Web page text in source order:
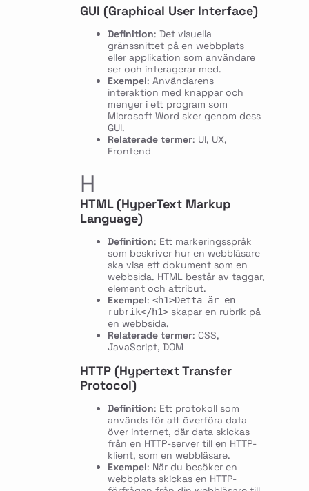
GUI (Graphical User Interface)
Definition: Det visuella
gränssnittet på en webbplats
eller applikation som användare
ser och interagerar med.
Exempel: Användarens
interaktion med knappar och
menyer i ett program som
Microsoft Word sker genom dess
GUI.
Relaterade termer: UI, UX,
Frontend
H
HTML (HyperText Markup
Language)
Definition: Ett markeringsspråk
som beskriver hur en webbläsare
ska visa ett dokument som en
webbsida. HTML består av taggar,
element och attribut.
Exempel: <h1>Detta är en
rubrik</h1>skapar en rubrik på
en webbsida.
Relaterade termer: CSS,
JavaScript, DOM
HTTP (Hypertext Transfer
Protocol)
Definition: Ett protokoll som
används för att överföra data
över internet, där data skickas
från en HTTP-server till en HTTP-
klient, som en webbläsare.
Exempel: När du besöker en
webbplats skickas en HTTP-